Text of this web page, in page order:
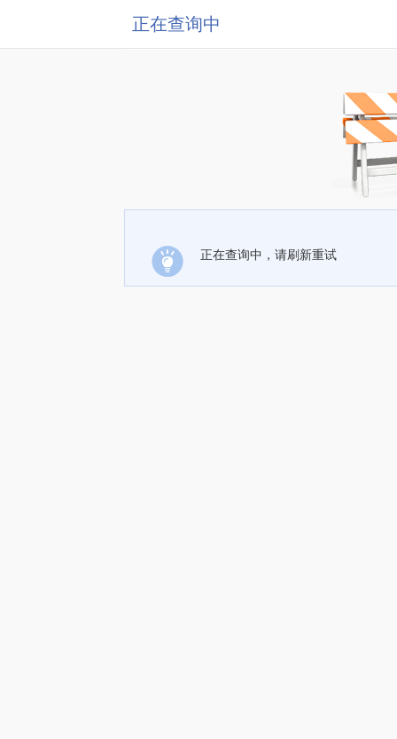
正在查询中
正在查询中，请刷新重试